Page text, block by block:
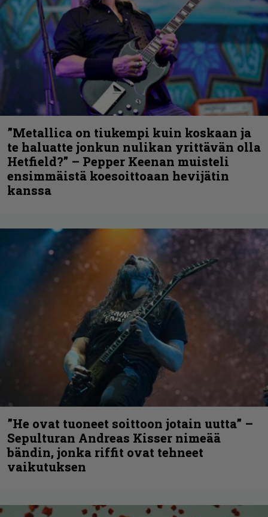
”Metallica on tiukempi kuin koskaan ja
te haluatte jonkun nulikan yrittävän olla
Hetfield?” – Pepper Keenan muisteli
ensimmäistä koesoittoaan hevijätin
kanssa
”He ovat tuoneet soittoon jotain uutta” –
Sepulturan Andreas Kisser nimeää
bändin, jonka riffit ovat tehneet
vaikutuksen